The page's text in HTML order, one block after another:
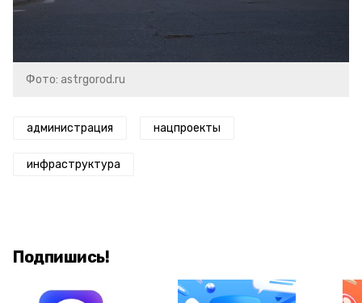
Фото: astrgorod.ru
администрация нацпроекты
инфраструктура
Подпишись!